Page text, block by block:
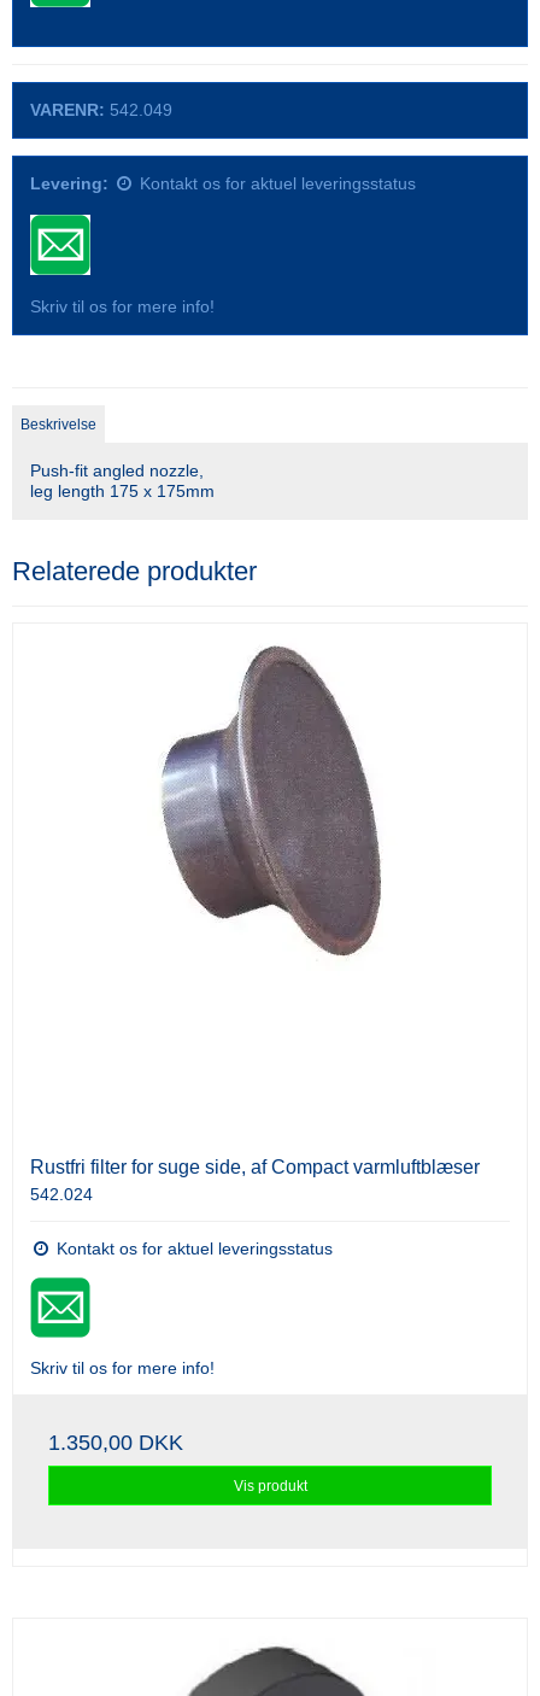
VARENR: 542.049
Levering: Kontakt os for aktuel leveringsstatus
Skriv til os for mere info!
Beskrivelse
Push-fit angled nozzle,
leg length 175 x 175mm
Relaterede produkter
Rustfri filter for suge side, af Compact varmluftblæser
542.024
Kontakt os for aktuel leveringsstatus
Skriv til os for mere info!
1.350,00 DKK
Vis produkt